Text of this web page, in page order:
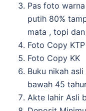
Pas foto
putih 80%
mata , topi
Foto Copy KTP
Foto Copy KK
Buku nikah
bawah 45
Akte lahir Asli